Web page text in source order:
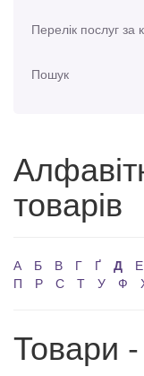
Перелік послуг за
Пошук
товарів
А Б В Г Ґ Д Е
П
Р С Т У Ф
Товари